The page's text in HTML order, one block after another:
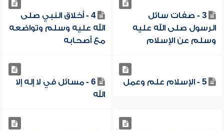
3 - صفات سائل
الرسول صلى الله عليه
وسلم عن الإسلام
4 - أخلاق النبي صلى
الله عليه وسلم وتواضعه
مع أصحابه
5 - الإسلام علم وعمل
6 - مسائل في لا إله إلا
الله